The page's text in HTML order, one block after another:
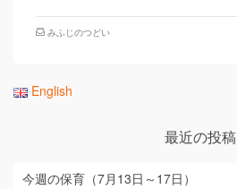
みふじのつどい
English
最近の投稿
今週の保育（7月13日～17日）